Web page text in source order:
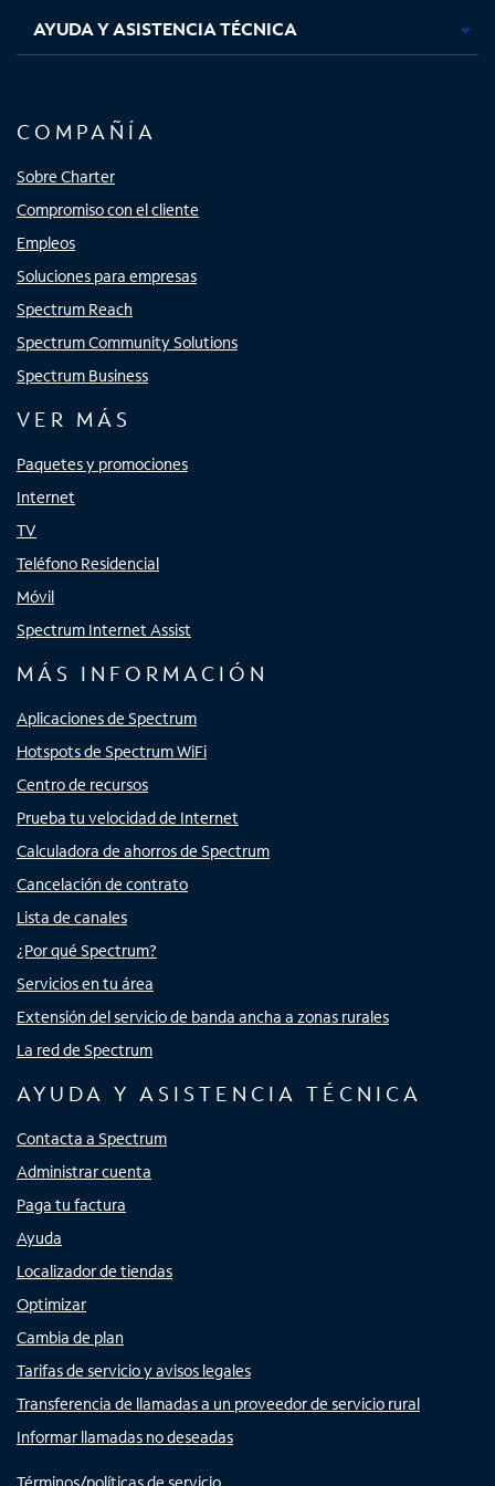
AYUDA Y ASISTENCIA TÉCNICA
COMPAÑÍA
Sobre Charter
Compromiso con el cliente
Empleos
Soluciones para empresas
Spectrum Reach
Spectrum Community Solutions
Spectrum Business
VER MÁS
Paquetes y promociones
Internet
TV
Teléfono Residencial
Móvil
Spectrum Internet Assist
MÁS INFORMACIÓN
Aplicaciones de Spectrum
Hotspots de Spectrum WiFi
Centro de recursos
Prueba tu velocidad de Internet
Calculadora de ahorros de Spectrum
Cancelación de contrato
Lista de canales
¿Por qué Spectrum?
Servicios en tu área
Extensión del servicio de banda ancha a zonas rurales
La red de Spectrum
AYUDA Y ASISTENCIA TÉCNICA
Contacta a Spectrum
Administrar cuenta
Paga tu factura
Ayuda
Localizador de tiendas
Optimizar
Cambia de plan
Tarifas de servicio y avisos legales
Transferencia de llamadas a un proveedor de servicio rural
Informar llamadas no deseadas